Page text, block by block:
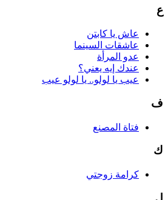
ع
عاش يا كابتن
عاشقات السينما
عدو المرأة
عندك إيه يعني؟
عيب يا لولو.. يا لولو عيب
ف
فتاة المصنع
ك
كرامة زوجتي